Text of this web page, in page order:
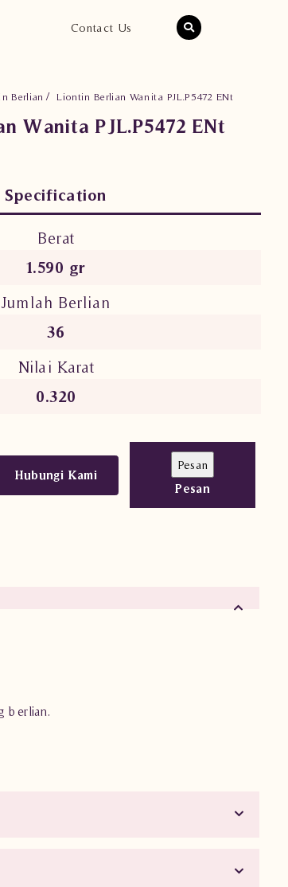
Contact Us
Berlian Liontin Berlian Wanita PJL.P5472 ENt
Wanita PJL.P5472 ENt
Specification
Berat
1.590 gr
Jumlah Berlian
36
Nilai Karat
0.320
Hubungi Kami
Pesan
berlian.